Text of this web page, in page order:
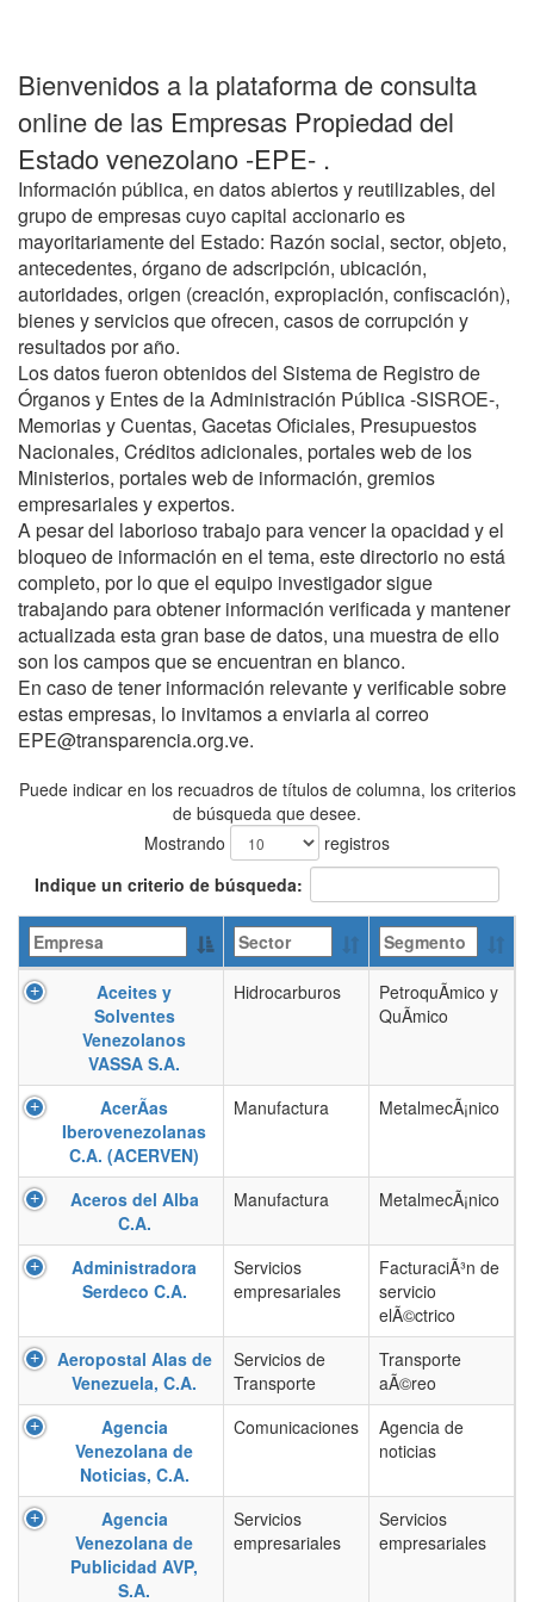
Bienvenidos a la plataforma de consulta
online de las Empresas Propiedad del
Estado venezolano -EPE- .
Información pública, en datos abiertos y reutilizables, del
grupo de empresas cuyo capital accionario es
mayoritariamente del Estado: Razón social, sector, objeto,
antecedentes, órgano de adscripción, ubicación,
autoridades, origen (creación, expropiación, confiscación),
bienes y servicios que ofrecen, casos de corrupción y
resultados por año.
Los datos fueron obtenidos del Sistema de Registro de
Órganos y Entes de la Administración Pública -SISROE-,
Memorias y Cuentas, Gacetas Oficiales, Presupuestos
Nacionales, Créditos adicionales, portales web de los
Ministerios, portales web de información, gremios
empresariales y expertos.
A pesar del laborioso trabajo para vencer la opacidad y el
bloqueo de información en el tema, este directorio no está
completo, por lo que el equipo investigador sigue
trabajando para obtener información verificada y mantener
actualizada esta gran base de datos, una muestra de ello
son los campos que se encuentran en blanco.
En caso de tener información relevante y verificable sobre
estas empresas, lo invitamos a enviarla al correo
EPE@transparencia.org.ve.
Puede indicar en los recuadros de títulos de columna, los criterios
de búsqueda que desee.
Mostrando
registros
Indique un criterio de búsqueda:
Aceites y
Solventes
Venezolanos
VASSA S.A.
Hidrocarburos
PetroquÃ­mico y
QuÃ­mico
AcerÃ­as
Iberovenezolanas
C.A. (ACERVEN)
Manufactura MetalmecÃ¡nico
Aceros del Alba
C.A.
Manufactura MetalmecÃ¡nico
Administradora
Serdeco C.A.
Servicios
empresariales
FacturaciÃ³n de
servicio
elÃ©ctrico
Aeropostal Alas de
Venezuela, C.A.
Servicios de
Transporte
Transporte
aÃ©reo
Agencia
Venezolana de
Noticias, C.A.
Comunicaciones
Agencia de
noticias
Agencia
Venezolana de
Publicidad AVP,
S.A.
Servicios
empresariales
Servicios
empresariales